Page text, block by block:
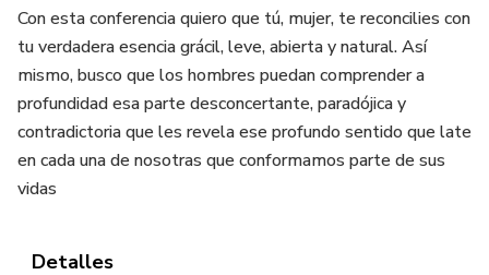
Con esta conferencia quiero que tú, mujer, te reconcilies con
tu verdadera esencia grácil, leve, abierta y natural. Así
mismo, busco que los hombres puedan comprender a
profundidad esa parte desconcertante, paradójica y
contradictoria que les revela ese profundo sentido que late
en cada una de nosotras que conformamos parte de sus
vidas
Detalles